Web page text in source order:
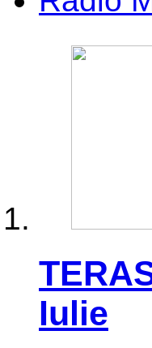
Iulie